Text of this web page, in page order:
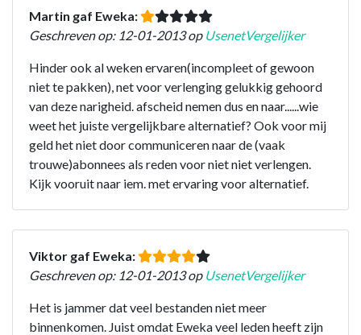
Martin gaf Eweka:
Geschreven op: 12-01-2013 op UsenetVergelijker
Hinder ook al weken ervaren(incompleet of gewoon
niet te pakken), net voor verlenging gelukkig gehoord
van deze narigheid. afscheid nemen dus en naar......wie
weet het juiste vergelijkbare alternatief? Ook voor mij
geld het niet door communiceren naar de (vaak
trouwe)abonnees als reden voor niet niet verlengen.
Kijk vooruit naar iem. met ervaring voor alternatief.
Viktor gaf Eweka:
Geschreven op: 12-01-2013 op UsenetVergelijker
Het is jammer dat veel bestanden niet meer
binnenkomen. Juist omdat Eweka veel leden heeft zijn